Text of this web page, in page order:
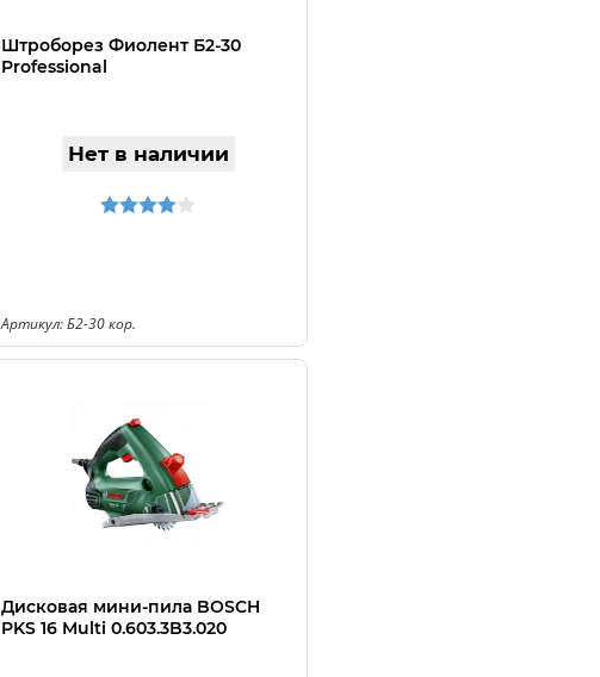
Штроборез Фиолент Б2-30
Professional
Нет в наличии
Артикул: Б2-30 кор.
Дисковая мини-пила BOSCH
PKS 16 Multi 0.603.3B3.020